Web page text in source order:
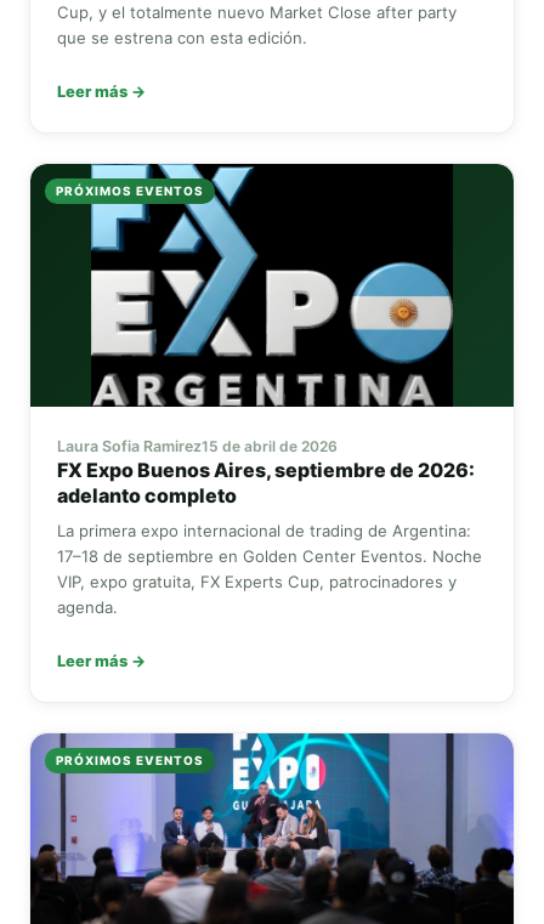
Cup, y el totalmente nuevo Market Close after party
que se estrena con esta edición.
Leer más →
PRÓXIMOS EVENTOS
Laura Sofia Ramirez15 de abril de 2026
FX ExpoBuenos Aires, septiembre de 2026:
adelanto completo
La primera expo internacional de trading de Argentina:
17–18 de septiembre en Golden Center Eventos. Noche
VIP, expo gratuita, FX Experts Cup, patrocinadores y
agenda.
Leer más →
PRÓXIMOS EVENTOS